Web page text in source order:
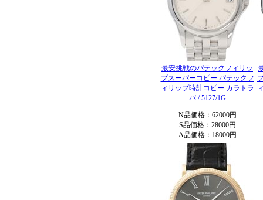
最安挑戦のパテックフィリッ
プスーパーコピー パテックフ
ィリップ時計コピー カラトラ
バ / 5127/1G
N品価格：62000円
S品価格：28000円
A品価格：18000円